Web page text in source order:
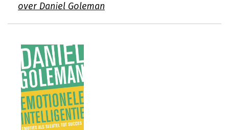
over Daniel Goleman